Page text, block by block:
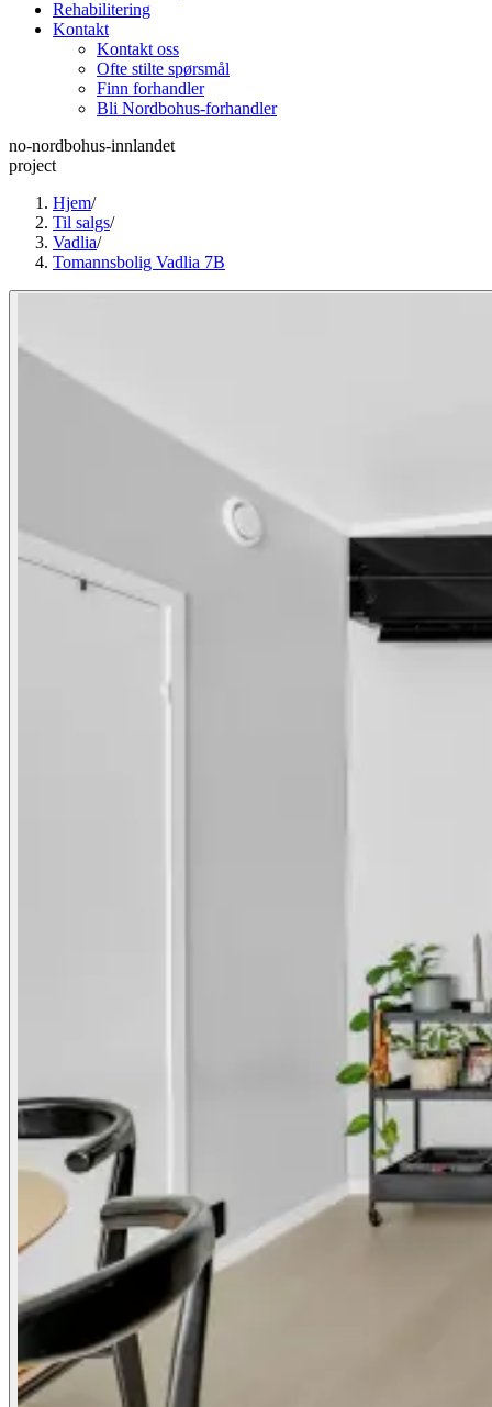
Rehabilitering
Kontakt
Kontakt oss
Ofte stilte spørsmål
Finn forhandler
Bli Nordbohus-forhandler
no-nordbohus-innlandet
project
Hjem/
Til salgs/
Vadlia/
Tomannsbolig Vadlia 7B